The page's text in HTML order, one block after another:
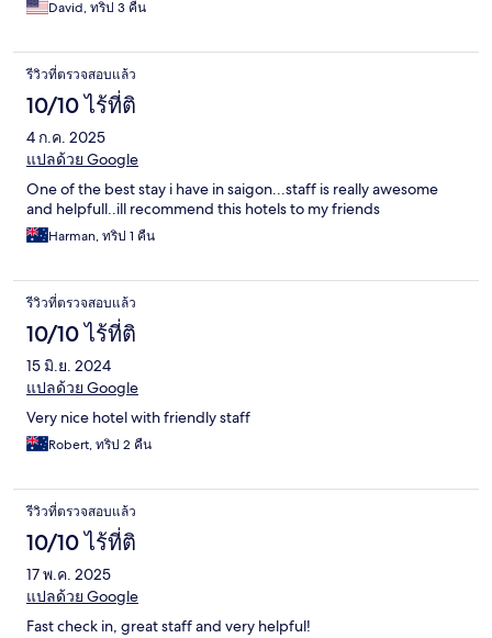
David, ทริป 3 คืน
รีวิวที่ตรวจสอบแล้ว
10/10 ไร้ที่ติ
4 ก.ค. 2025
แปลด้วย Google
One of the best stay i have in saigon...staff is really awesome
and helpfull..ill recommend this hotels to my friends
Harman, ทริป 1 คืน
รีวิวที่ตรวจสอบแล้ว
10/10 ไร้ที่ติ
15 มิ.ย. 2024
แปลด้วย Google
Very nice hotel with friendly staff
Robert, ทริป 2 คืน
รีวิวที่ตรวจสอบแล้ว
10/10 ไร้ที่ติ
17 พ.ค. 2025
แปลด้วย Google
Fast check in, great staff and very helpful!